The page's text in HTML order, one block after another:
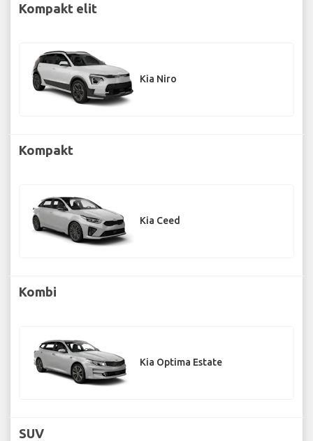
Kompakt elit
Kia Niro
Kompakt
Kia Ceed
Kombi
Kia Optima Estate
SUV